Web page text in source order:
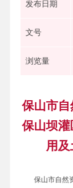
发布日期
文号
浏览量
保山市
保山坝
用
保山市自然